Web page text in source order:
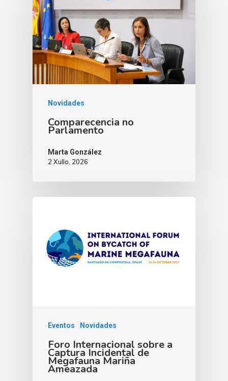
Novidades
Comparecencia no
Parlamento
Marta González
2 Xullo, 2026
Eventos Novidades
Foro Internacional sobre a
Captura Incidental de
Megafauna Mariña
Ameazada